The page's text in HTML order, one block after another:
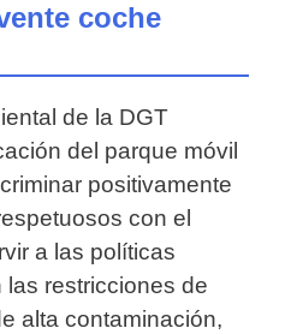
coche
de la DGT
del parque móvil
positivamente
con el
a las políticas
restricciones de
alta contaminación,